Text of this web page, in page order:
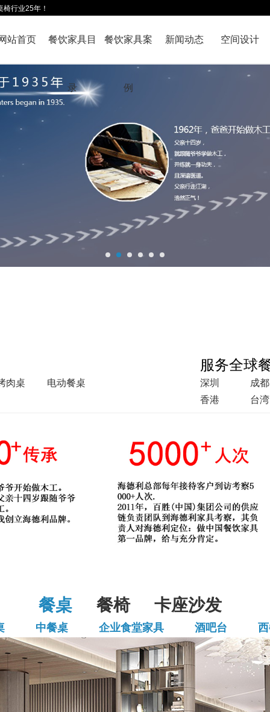
行业25年！
站首页 餐饮家具目
录
餐饮家具案
例
新闻动态 空间设计
肉桌 电动餐桌
服务全球
深圳
成都
香港
台湾
餐桌 餐椅 卡座沙发
中餐桌 企业食堂家具 酒吧台